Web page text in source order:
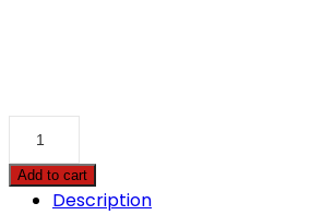
Regal
- Add to cart
Description